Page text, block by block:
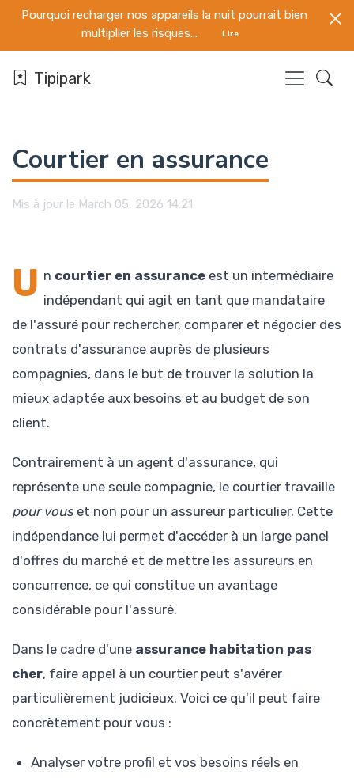
Pourquoi recharger nos appareils la nuit pourrait bien
multiplier les risques...
Lire
Tipipark
Courtier en assurance
Mis à jour le March 05, 2026 14:21
U n courtier en assurance est un intermédiaire
indépendant qui agit en tant que mandataire
de l'assuré pour rechercher, comparer et négocier des
contrats d'assurance auprès de plusieurs
compagnies, dans le but de trouver la solution la
mieux adaptée aux besoins et au budget de son
client.
Contrairement à un agent d'assurance, qui
représente une seule compagnie, le courtier travaille
pour vouset non pour un assureur particulier. Cette
indépendance lui permet d'accéder à un large panel
d'offres du marché et de mettre les assureurs en
concurrence, ce qui constitue un avantage
considérable pour l'assuré.
Dans le cadre d'une assurance habitation pas
cher, faire appel à un courtier peut s'avérer
particulièrement judicieux. Voici ce qu'il peut faire
concrètement pour vous :
Analyser votre profil et vos besoins réels en